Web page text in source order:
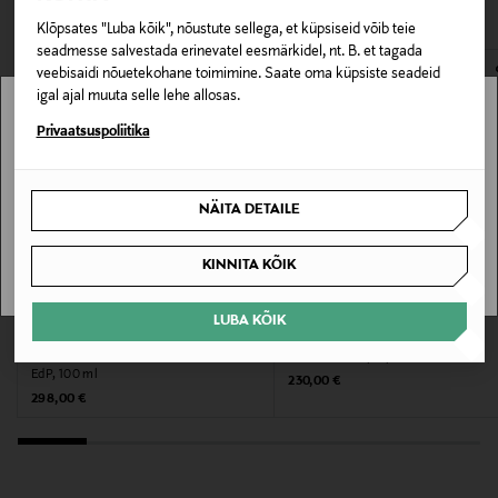
Klõpsates "Luba kõik", nõustute sellega, et küpsiseid võib teie
seadmesse salvestada erinevatel eesmärkidel, nt. B. et tagada
veebisaidi nõuetekohane toimimine. Saate oma küpsiste seadeid
igal ajal muuta selle lehe allosas.
Privaatsuspoliitika
NÄITA DETAILE
KINNITA KÕIK
LUBA KÕIK
Tooteohutusalane väide
Kõrge tuleoht, nõuab rangemaid ohutusmeetmeid –
kanalisatsiooni.
NOCOL
Suurus
Tootjamaa
avamata originaalpakendis.
E-POE TAGASTUSED
EdP, 100 ml
Original Price
298,00 €
Original Price
230,00 €
Stockmann pole Sinu riigis saadaval.
SAAN ARU